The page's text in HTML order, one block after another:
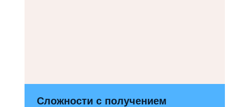
Сложности с получением